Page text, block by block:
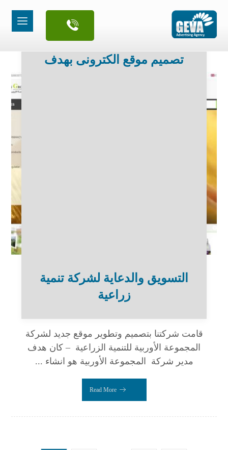
تصميم موقع الكترونى بهدف
التسويق والدعاية لشركة تنمية
زراعية
قامت شركتنا بتصميم وتطوير موقع جديد لشركة
المجموعة الأوربية للتنمية الزراعية – كان هدف
مدير شركة المجموعة الأوربية هو انشاء ...
Read More